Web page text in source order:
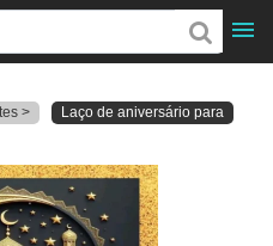
> Laço de aniversário para